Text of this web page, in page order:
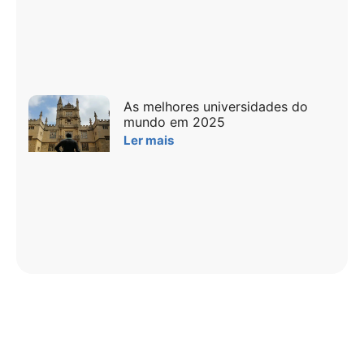
As melhores universidades do
mundo em 2025
Ler mais